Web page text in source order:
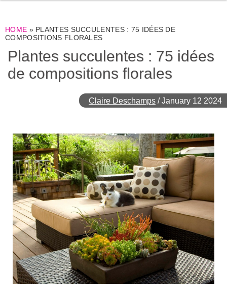
HOME » PLANTES SUCCULENTES : 75 IDÉES DE
COMPOSITIONS FLORALES
Plantes succulentes : 75 idées
de compositions florales
Claire Deschamps /January 12 2024